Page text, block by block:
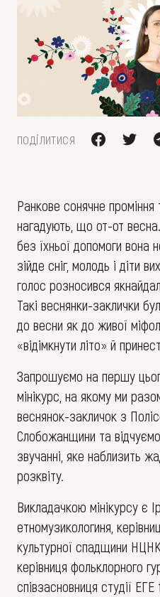
ОНЛАЙН-КРАМНИЦЯ
ПІДТРИМАТИ
поділитися
Ранкове сонячне проміння
нагадують, що от-от
без їхньої допомоги вона
зійде сніг, молодь і діти
голос розносився
Такі веснянки-заклички
до весни як до живої
«відімкнути літо» й
Запрошуємо на першу
мінікурс, на якому ми
веснянок-закличок з
Слобожанщини та
звучанні, яке наблизить
розквіту.
Викладачкою мінікурсу є
етномузикологиня,
культурної спадщини
керівниця фольклорного
співзасновниця студії